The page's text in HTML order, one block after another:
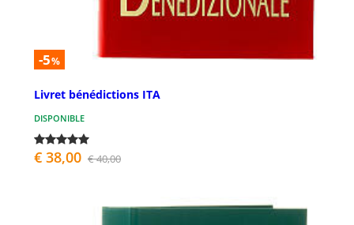
-5%
Livret bénédictions ITA
DISPONIBLE
€ 38,00 € 40,00